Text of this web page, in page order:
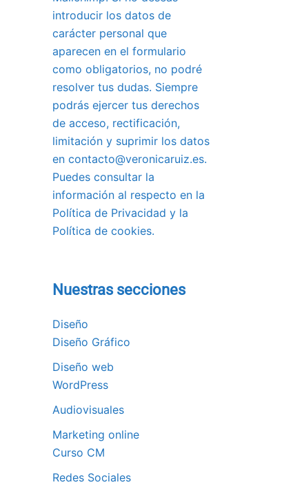
introducir los datos de
carácter personal que
aparecen en el formulario
como obligatorios, no podré
resolver tus dudas. Siempre
podrás ejercer tus derechos
de acceso, rectificación,
limitación y suprimir los datos
en contacto@veronicaruiz.es.
Puedes consultar la
información al respecto en la
Política de Privacidad y la
Política de cookies.
Nuestras secciones
Diseño
Diseño Gráfico
Diseño web
WordPress
Audiovisuales
Marketing online
Curso CM
Redes Sociales